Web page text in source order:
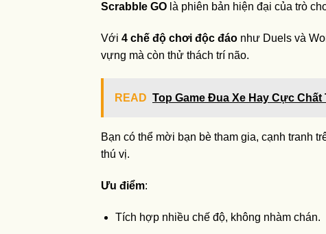
Scrabble GO là phiên bản hiện đại của trò
Với 4 chế độ chơi độc đáo như Duels và
vựng mà còn thử thách trí não.
READ Top Game Đua Xe Hay Cực Chất
Bạn có thể mời bạn bè tham gia, cạnh tranh
thú vị.
Ưu điểm:
Tích hợp nhiều chế độ, không nhàm chán.